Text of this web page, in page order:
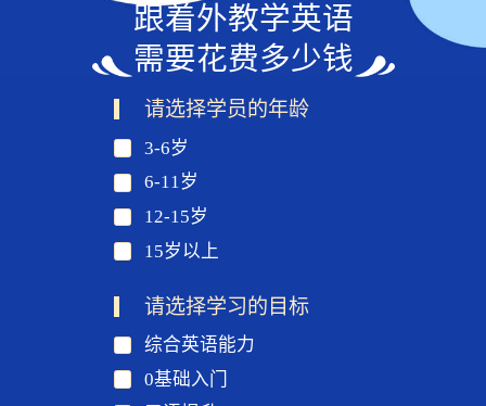
跟着外教学英语
需要花费多少钱
请选择学员的年龄
3-6岁
6-11岁
12-15岁
15岁以上
请选择学习的目标
综合英语能力
0基础入门